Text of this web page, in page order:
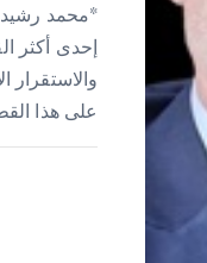
e
b
o
o
*محمد رشيد
إحدى أكثر
والاستقرار
على هذا